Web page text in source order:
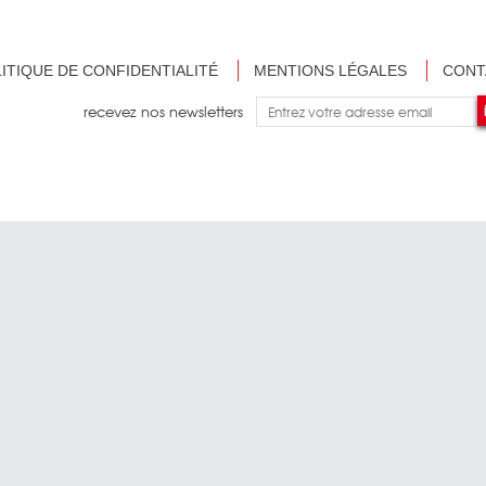
DE CONFIDENTIALITÉ MENTIONS LÉGALES
recevez nos newsletters